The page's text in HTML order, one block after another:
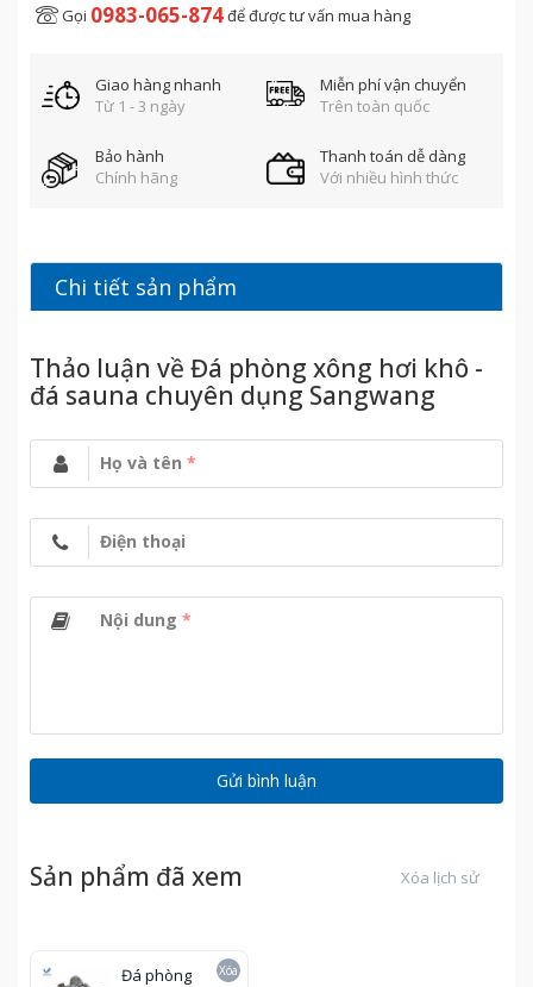
Gọi 0983-065-874để được tư vấn mua hàng
Giao hàng nhanh
Từ 1 - 3 ngày
Miễn phí vận chuyển
Trên toàn quốc
Bảo hành
Chính hãng
Thanh toán dễ dàng
Với nhiều hình thức
Chi tiết sản phẩm
Thảo luận về Đá phòng xông hơi khô -
đá sauna chuyên dụng Sangwang
Họ và tên *
Điện thoại
Nội dung *
Sản phẩm đã xem Xóa lịch sử
Xóa
Đá phòng